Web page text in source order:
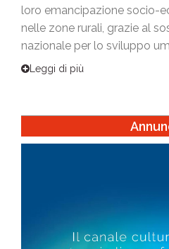
loro emancipazione socio-
nelle zone rurali, grazie al
nazionale per lo sviluppo
Leggi di più